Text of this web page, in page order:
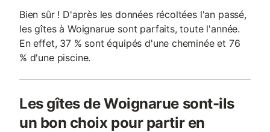
Bien sûr ! D'après les données récoltées l'an passé,
les gîtes à Woignarue sont parfaits, toute l'année.
En effet, 37 % sont équipés d'une cheminée et 76
% d'une piscine.
Les gîtes de Woignarue sont-ils
un bon choix pour partir en